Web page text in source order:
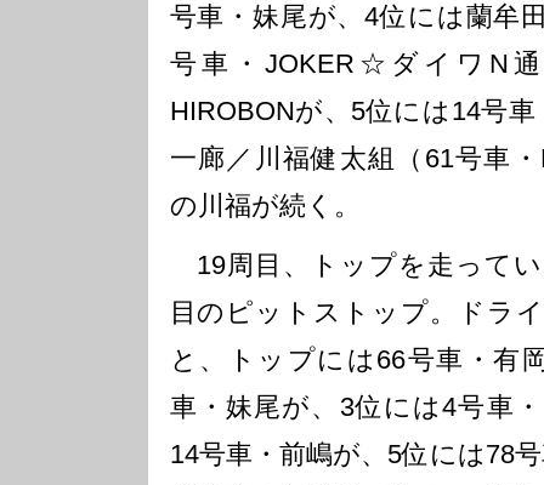
号車・妹尾が、4位には蘭牟
号車・JOKER☆ダイワN
HIROBONが、5位には14号
一廊／川福健太組（61号車・
の川福が続く。
19周目、トップを走って
目のピットストップ。ドラ
と、トップには66号車・有
車・妹尾が、3位には4号車
14号車・前嶋が、5位には78